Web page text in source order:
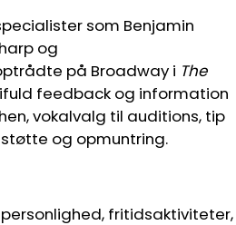
som Benjamin
og
på Broadway i The
feedback og information
vokalvalg til auditions, tip
og opmuntring.
fritidsaktiviteter,